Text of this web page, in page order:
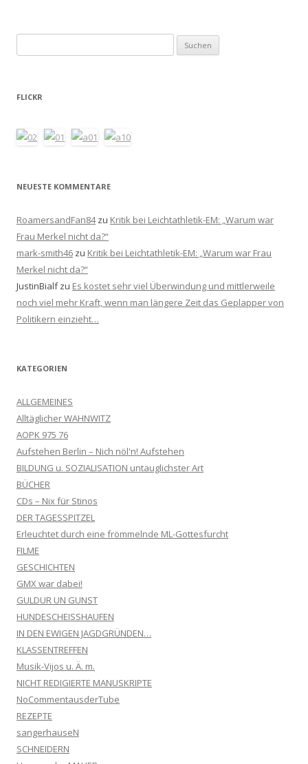
nach:
FLICKR
NEUESTE KOMMENTARE
RoamersandFan84zu Kritik bei Leichtathletik-EM: „Warum war
Frau Merkel nicht da?“
mark-smith46 zu Kritik bei Leichtathletik-EM: „Warum war Frau
Merkel nicht da?“
JustinBialfzu Es kostet sehr viel Überwindung und mittlerweile
noch viel mehr Kraft, wenn man längere Zeit das Geplapper von
Politikern einzieht…
KATEGORIEN
ALLGEMEINES
Alltäglicher WAHNWITZ
AOPK 975 76
Aufstehen Berlin – Nich nöl'n! Aufstehen
BILDUNG u. SOZIALISATION untauglichster Art
BÜCHER
CDs – Nix für Stinos
DER TAGESSPITZEL
Erleuchtet durch eine frömmelnde ML-Gottesfurcht
FILME
GESCHICHTEN
GMX war dabei!
GULDUR UN GUNST
HUNDESCHEISSHAUFEN
IN DEN EWIGEN JAGDGRÜNDEN…
KLASSENTREFFEN
Musik-Vijos u. Ä. m.
NICHT REDIGIERTE MANUSKRIPTE
NoCommentausderTube
REZEPTE
sangerhauseN
SCHNEIDERN